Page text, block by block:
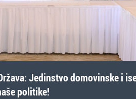
Jedinstvo domovinske i
politike!